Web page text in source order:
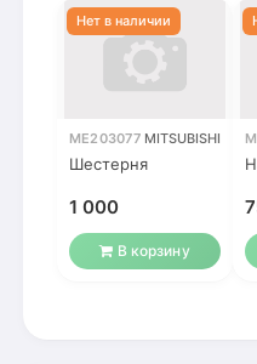
ME203077 MITSUBISHI
Шестерня
1 000
В корзину